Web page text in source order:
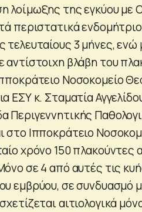
λοίμωξης της εγκύου με
περιστατικά
τελευταίους 3 μήνες,
αντίστοιχη βλάβη του
Νοσοκομείο
ΕΣΥ κ. Σταματία
Περιγεννητικής
στο Ιπποκράτειο
χρόνο 150
σε 4 από αυτές τις
εμβρύου, σε συνδυασμό
αιτιολογικά